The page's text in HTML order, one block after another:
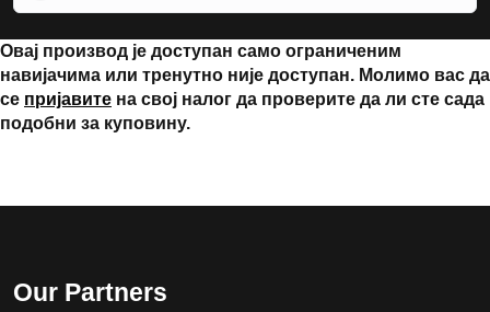
Овај производ је доступан само ограниченим
навијачима или тренутно није доступан. Молимо вас да
се пријавите на свој налог да проверите да ли сте сада
подобни за куповину.
Our Partners